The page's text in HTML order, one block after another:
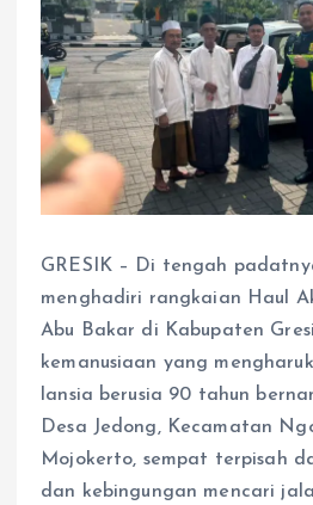
GRESIK – Di tengah
menghadiri rangkaian Haul
Abu Bakar di Kabupaten
kemanusiaan yang
lansia berusia 90 tahun
Desa Jedong, Kecamatan
Mojokerto, sempat terpisah
dan kebingungan mencari